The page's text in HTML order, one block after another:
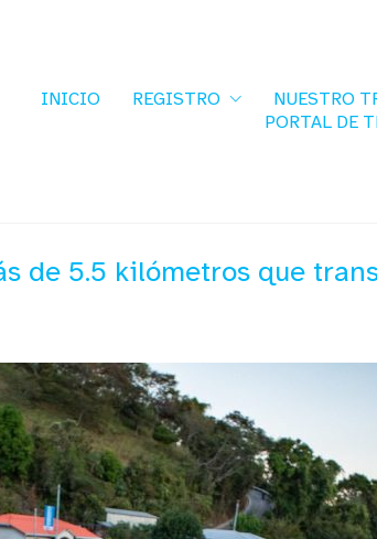
INICIO REGISTRO NUESTRO
PORTAL DE
de 5.5 kilómetros que